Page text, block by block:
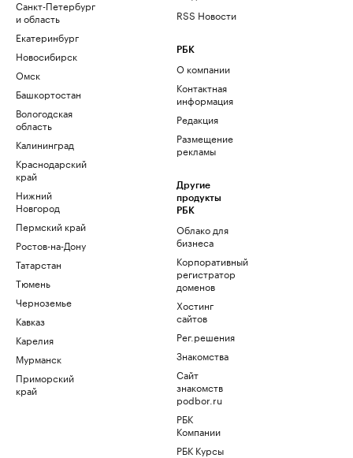
Санкт-Петербург
и область
Екатеринбург
Новосибирск
Омск
Башкортостан
Вологодская
область
Калининград
Краснодарский
край
Нижний
Новгород
Пермский край
Ростов-на-Дону
Татарстан
Тюмень
Черноземье
Кавказ
Карелия
Мурманск
Приморский
край
RSS Новости
РБК
О компании
Контактная
информация
Редакция
Размещение
рекламы
Другие
продукты
РБК
Облако для
бизнеса
Корпоративный
регистратор
доменов
Хостинг
сайтов
Рег.решения
Знакомства
Сайт
знакомств
podbor.ru
РБК
Компании
РБК Курсы